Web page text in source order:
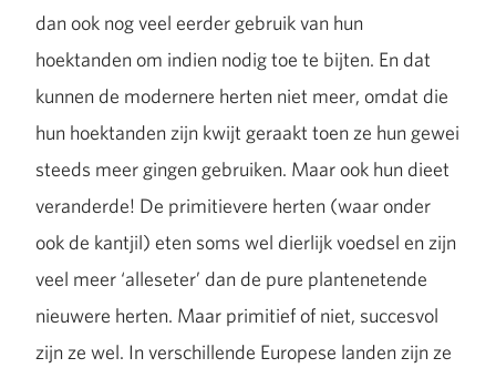
dan ook nog veel eerder gebruik van hun
hoektanden om indien nodig toe te bijten. En dat
kunnen de modernere herten niet meer, omdat die
hun hoektanden zijn kwijt geraakt toen ze hun gewei
steeds meer gingen gebruiken. Maar ook hun dieet
veranderde! De primitievere herten (waar onder
ook de kantjil) eten soms wel dierlijk voedsel en zijn
veel meer ‘alleseter’ dan de pure plantenetende
nieuwere herten. Maar primitief of niet, succesvol
zijn ze wel. In verschillende Europese landen zijn ze